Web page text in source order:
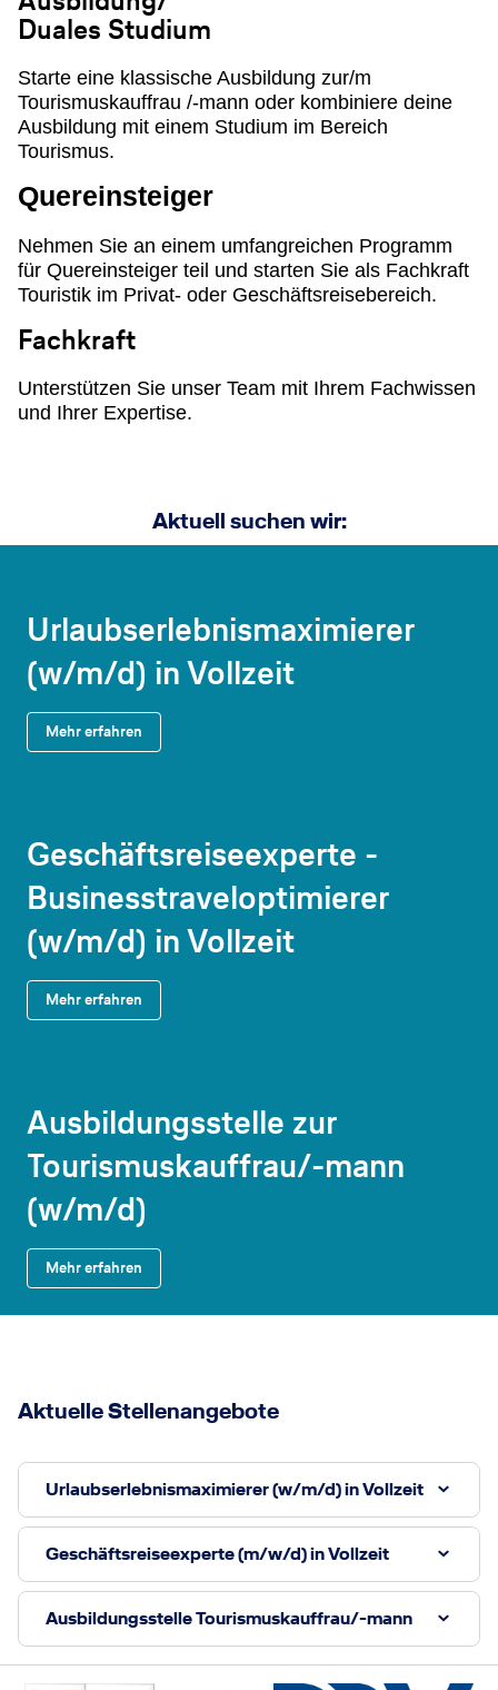
Duales Studium
Starte eine klassische Ausbildung zur/m
Tourismuskauffrau /-mann oder kombiniere deine
Ausbildung mit einem Studium im Bereich
Tourismus.
Quereinsteiger
Nehmen Sie an einem umfangreichen Programm
für Quereinsteiger teil und starten Sie als Fachkraft
Touristik im Privat- oder Geschäftsreisebereich.
Fachkraft
Unterstützen Sie unser Team mit Ihrem Fachwissen
und Ihrer Expertise.
Aktuell suchen wir:
Urlaubserlebnismaximierer
(w/m/d) in Vollzeit
Mehr erfahren
Geschäftsreiseexperte -
Businesstraveloptimierer
(w/m/d) in Vollzeit
Mehr erfahren
Ausbildungsstelle zur
Tourismuskauffrau/-mann
(w/m/d)
Mehr erfahren
Aktuelle Stellenangebote
Urlaubserlebnismaximierer (w/m/d) in Vollzeit
Geschäftsreiseexperte (m/w/d) in Vollzeit
Ausbildungsstelle Tourismuskauffrau/-mann